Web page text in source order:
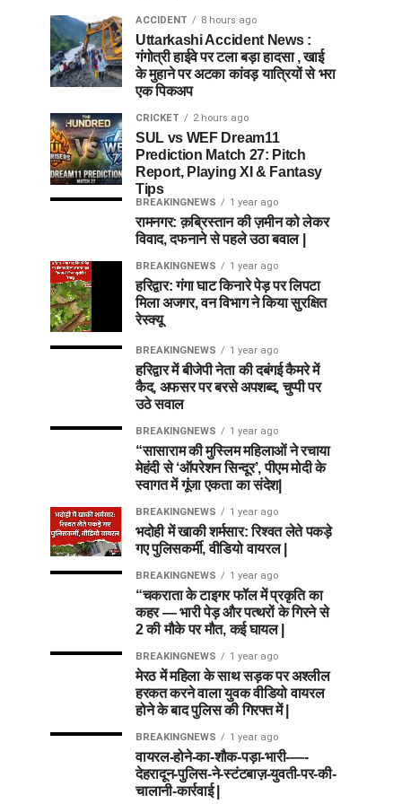
ACCIDENT 8 hours ago
Uttarkashi Accident News :
गंगोत्री हाईवे पर टला बड़ा हादसा , खाई
के मुहाने पर अटका कांवड़ यात्रियों से भरा
एक पिकअप
CRICKET 2 hours ago
SUL vs WEF Dream11
Prediction Match 27: Pitch
Report, Playing XI & Fantasy
Tips
BREAKINGNEWS 1 year ago
रामनगर: क़ब्रिस्तान की ज़मीन को लेकर
विवाद, दफनाने से पहले उठा बवाल |
BREAKINGNEWS 1 year ago
हरिद्वार: गंगा घाट किनारे पेड़ पर लिपटा
मिला अजगर, वन विभाग ने किया सुरक्षित
रेस्क्यू
BREAKINGNEWS 1 year ago
हरिद्वार में बीजेपी नेता की दबंगई कैमरे में
कैद, अफसर पर बरसे अपशब्द, चुप्पी पर
उठे सवाल
BREAKINGNEWS 1 year ago
“सासाराम की मुस्लिम महिलाओं ने रचाया
मेहंदी से ‘ऑपरेशन सिन्दूर’, पीएम मोदी के
स्वागत में गूंजा एकता का संदेश|
BREAKINGNEWS 1 year ago
भदोही में खाकी शर्मसार: रिश्वत लेते पकड़े
गए पुलिसकर्मी, वीडियो वायरल |
BREAKINGNEWS 1 year ago
“चकराता के टाइगर फॉल में प्रकृति का
कहर — भारी पेड़ और पत्थरों के गिरने से
2 की मौके पर मौत, कई घायल |
BREAKINGNEWS 1 year ago
मेरठ में महिला के साथ सड़क पर अश्लील
हरकत करने वाला युवक वीडियो वायरल
होने के बाद पुलिस की गिरफ्त में |
BREAKINGNEWS 1 year ago
वायरल-होने-का-शौक-पड़ा-भारी-—-
देहरादून-पुलिस-ने-स्टंटबाज़-युवती-पर-की-
चालानी-कार्रवाई |